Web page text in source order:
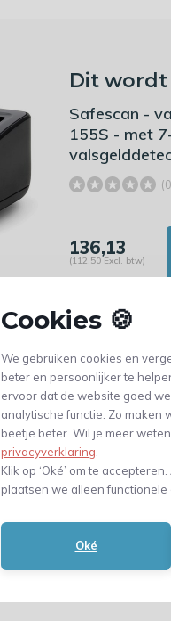
Cookies 🍪
We gebruiken cookies en
beter en persoonlijker te
ervoor dat de website goed
analytische functie. Zo maken
beetje beter. Wil je meer
privacyverklaring
Klik op ‘Oké’ om te
plaatsen we alleen functionele
Oké
Dit wordt
Safescan -
155S - met
136,13
(112,50 Excl. btw)